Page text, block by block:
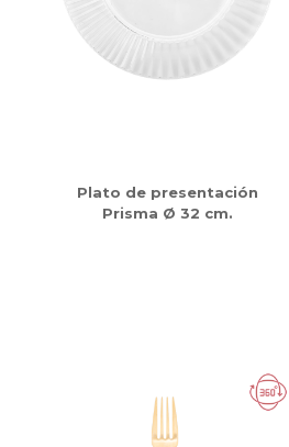
Plato de presentación
Prisma Ø 32 cm.